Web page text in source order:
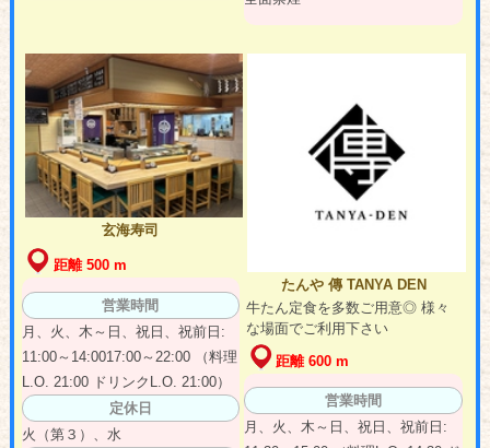
玄海寿司
距離 500 m
営業時間
月、火、木～日、祝日、祝前日:
11:00～14:0017:00～22:00 （料理
L.O. 21:00 ドリンクL.O. 21:00）
定休日
火（第３）、水
たんや 傳 TANYA DEN
牛たん定食を多数ご用意◎ 様々
な場面でご利用下さい
距離 600 m
営業時間
月、火、木～日、祝日、祝前日: